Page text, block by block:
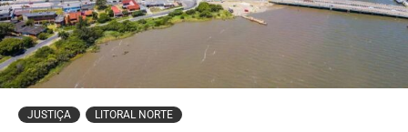
JUSTIÇA LITORAL NORTE